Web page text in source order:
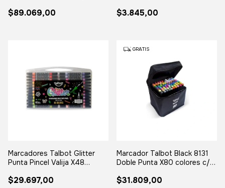
$89.069,00 $3.845,00
Marcadores Talbot Glitter
Punta Pincel Valija X48
$29.697,00
GRATIS
Marcador Talbot Black 8131
Doble Punta X80 colores c/
$31.809,00